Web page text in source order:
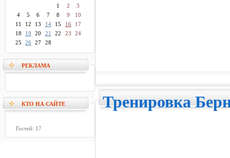
1
2
3
4
5 6 7 8 9
10
11
12 13 14 15 16
17
18
19 20 21 22 23
24
25
26 27 28
РЕКЛАМА
КТО НА САЙТЕ
Гостей: 17
Тренировка